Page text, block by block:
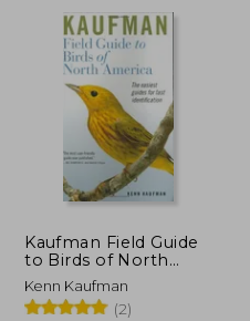
45%
dcto.
Kaufman Field Guide
to Birds of North
America (en Inglés)
Kenn Kaufman
(2)